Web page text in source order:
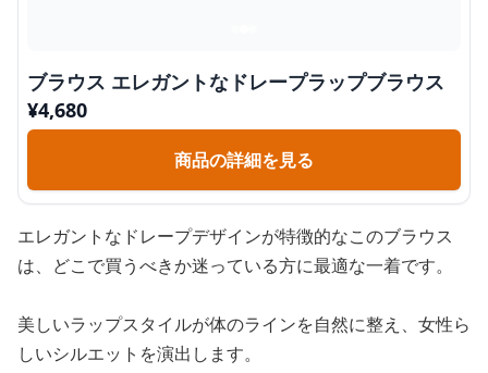
ブラウス エレガントなドレープラップブラウス
¥4,680
商品の詳細を見る
エレガントなドレープデザインが特徴的なこのブラウス
は、どこで買うべきか迷っている方に最適な一着です。
美しいラップスタイルが体のラインを自然に整え、女性ら
しいシルエットを演出します。